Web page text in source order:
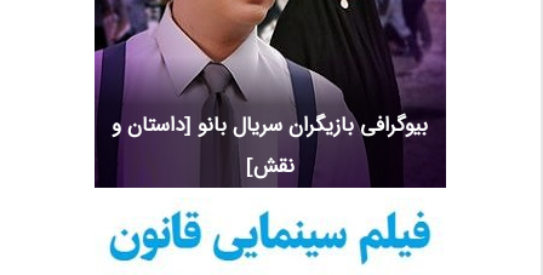
بیوگرافی بازیگران سریال بانو [داستان و
نقش]